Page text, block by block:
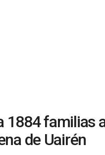
1884 familias
de Uairén